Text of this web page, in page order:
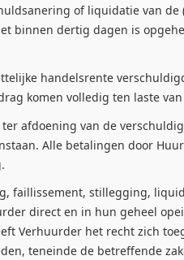
of liquidatie van de
binnen dertig dagen is
handelsrente
komen volledig ten laste
afdoening van de
Alle betalingen door
stillegging,
direct en in hun geheel
Verhuurder het recht zich
teneinde de betreffende